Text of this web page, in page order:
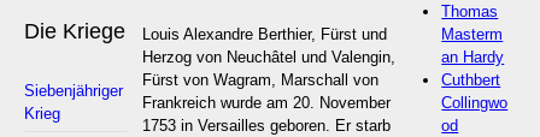
Die Kriege
Siebenjähriger
Krieg
Louis Alexandre Berthier, Fürst und
Herzog von Neuchâtel und Valengin,
Fürst von Wagram, Marschall von
Frankreich wurde am 20. November
1753 in Versailles geboren. Er starb
Thomas
Masterm
an Hardy
Cuthbert
Collingwo
od